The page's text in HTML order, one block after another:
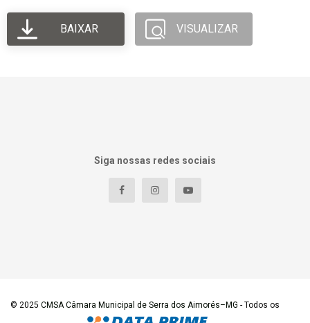
BAIXAR VISUALIZAR
Siga nossas redes sociais
© 2025 CMSA Câmara Municipal de Serra dos Aimorés–MG - Todos os